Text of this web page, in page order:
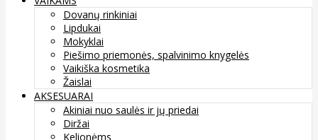
Dovanų rinkiniai
Lipdukai
Mokyklai
Piešimo priemonės, spalvinimo knygelės
Vaikiška kosmetika
Žaislai
AKSESUARAI
Akiniai nuo saulės ir jų priedai
Diržai
Kelionėms